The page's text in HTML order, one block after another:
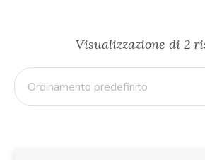
Visualizzazione di 2